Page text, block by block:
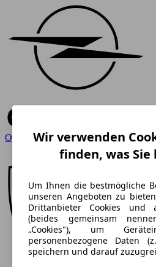
Opel
Wir verwenden
finden, was Sie
Um Ihnen die bestmögliche
unseren Angeboten zu
Drittanbieter Cookies und
(beides gemeinsam
„Cookies"), um
personenbezogene Daten
speichern und darauf